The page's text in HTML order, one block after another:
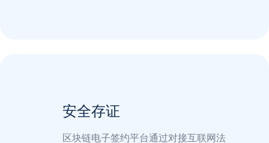
安全存证
区块链电子签约平台通过对接互联网法